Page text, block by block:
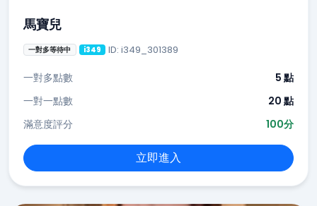
馬寶兒
一對多等待中 i349 ID: i349_301389
一對多點數
5 點
一對一點數
20 點
滿意度評分
100分
立即進入